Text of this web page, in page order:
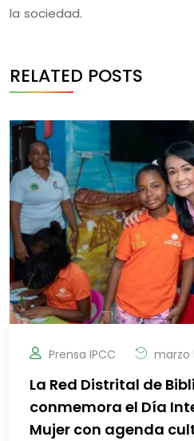
la sociedad.
RELATED POSTS
Prensa IPCC marzo
La Red Distrital de
conmemora el Día
Mujer con agenda